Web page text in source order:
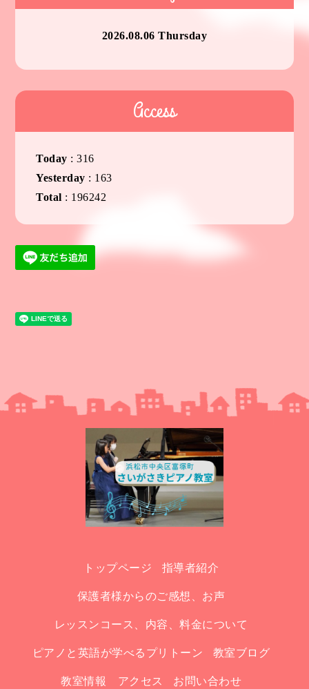
2026.08.06 Thursday
Access
Today :316
Yesterday : 163
Total : 196242
トップページ 指導者紹介
保護者様からのご感想、お声
レッスンコース、内容、料金について
ピアノと英語が学べるプリトーン 教室ブログ
教室情報 アクセス お問い合わせ